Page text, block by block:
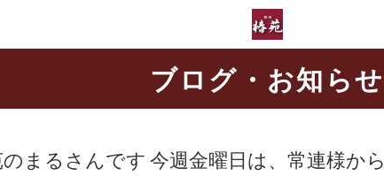
ブログ・お知らせ
まるさんです 今週金曜日は、常連様から